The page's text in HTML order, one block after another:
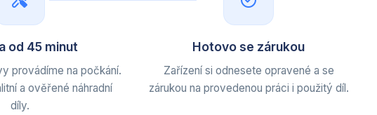
od 45 minut
provádíme na počkání.
a ověřené náhradní
díly.
Hotovo se zárukou
Zařízení si odnesete opravené a se
zárukou na provedenou práci i použitý díl.